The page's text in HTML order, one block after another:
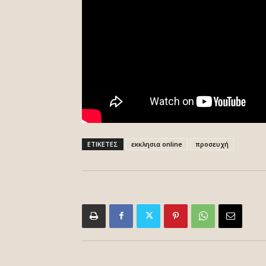
ΕΤΙΚΕΤΕΣ εκκλησια online προσευχή